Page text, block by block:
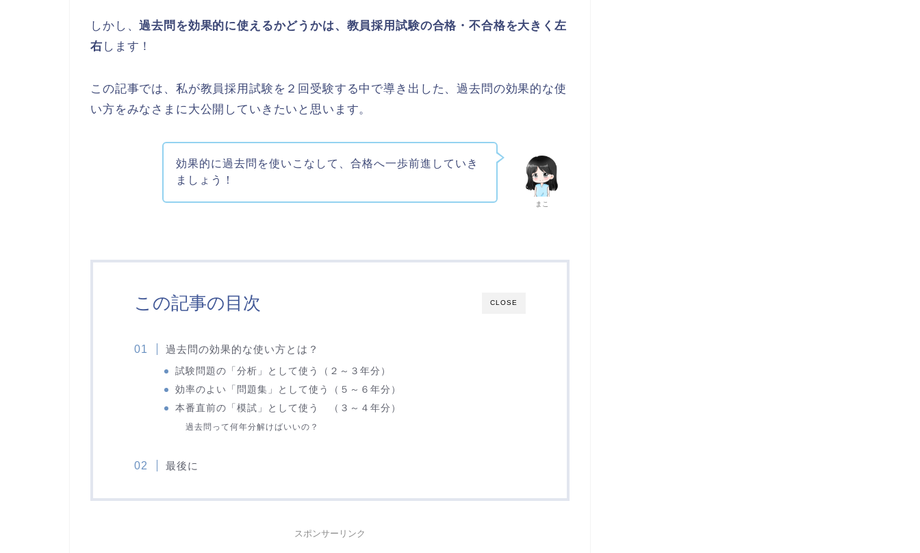
しかし、過去問を効果的に使えるかどうかは、教員採用試験の合格・不合格を大きく左
右 します！
この記事では、私が教員採用試験を２回受験する中で導き出した、過去問の効果的な使
い方をみなさまに大公開していきたいと思います。
まこ
効果的に過去問を使いこなして、合格へ一歩前進していき
ましょう！
CLOSE
この記事の目次
過去問の効果的な使い方とは？
試験問題の「分析」として使う（２～３年分）
効率のよい「問題集」として使う（５～６年分）
本番直前の「模試」として使う （３～４年分）
過去問って何年分解けばいいの？
最後に
スポンサーリンク